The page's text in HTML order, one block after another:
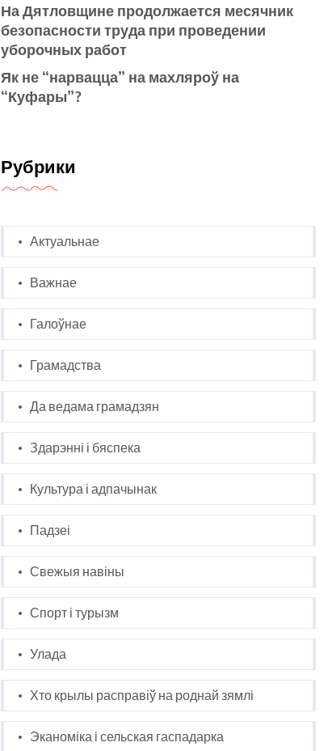
На Дятловщине продолжается месячник
безопасности труда при проведении
уборочных работ
Як не “нарвацца” на махляроў на
“Куфары”?
Рубрики
Актуальнае
Важнае
Галоўнае
Грамадства
Да ведама грамадзян
Здарэнні і бяспека
Культура і адпачынак
Падзеі
Свежыя навіны
Спорт і турызм
Улада
Хто крылы расправіў на роднай зямлі
Эканоміка і сельская гаспадарка